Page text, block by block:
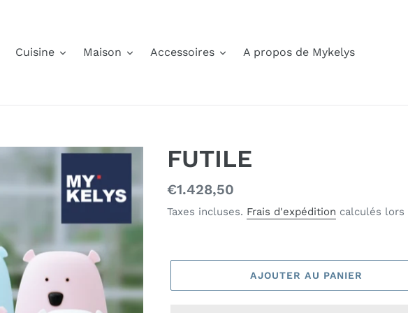
Cuisine Maison Accessoires A propos de Mykelys
FUTILE
Prix
normal
€1.428,50
Taxes incluses. Frais d'expédition calculés lors
AJOUTER AU PANIER